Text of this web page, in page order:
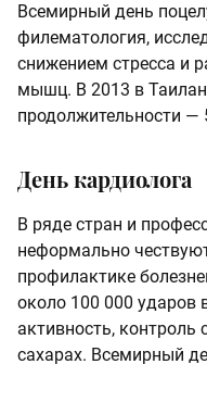
Всемирный день
филематология,
снижением стресса и
мышц. В 2013 в
продолжительности —
День кардиолога
В ряде стран и
неформально
профилактике
около 100 000 ударов
активность, контроль
сахарах. Всемирный